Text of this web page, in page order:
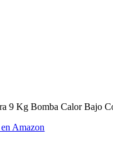
9 Kg Bomba Calor Bajo
Amazon